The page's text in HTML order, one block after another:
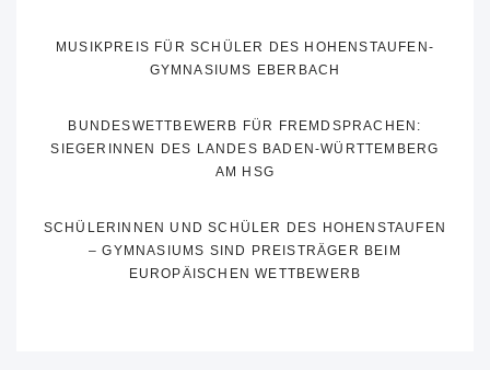
MUSIKPREIS FÜR SCHÜLER DES HOHENSTAUFEN-
GYMNASIUMS EBERBACH
BUNDESWETTBEWERB FÜR FREMDSPRACHEN:
SIEGERINNEN DES LANDES BADEN-WÜRTTEMBERG
AM HSG
SCHÜLERINNEN UND SCHÜLER DES HOHENSTAUFEN
– GYMNASIUMS SIND PREISTRÄGER BEIM
EUROPÄISCHEN WETTBEWERB